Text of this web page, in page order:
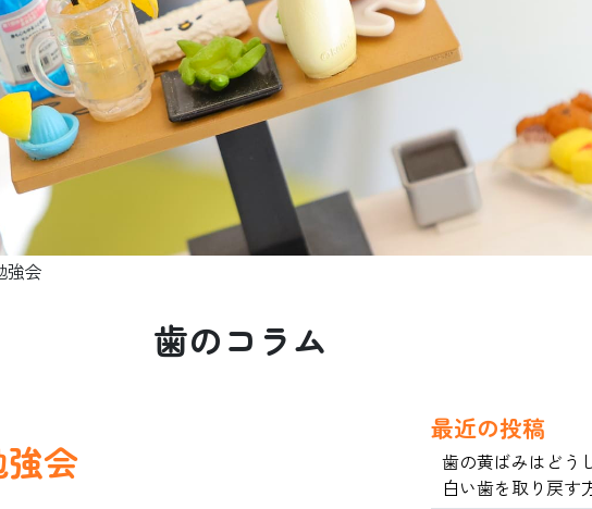
強会
歯のコラム
会
最近の投稿
歯の黄ばみはどう
白い歯を取り戻す